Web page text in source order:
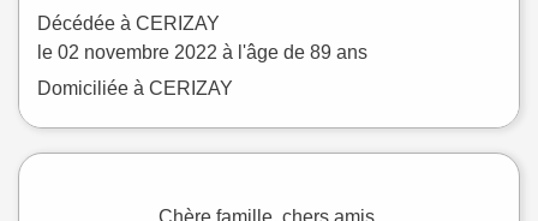
Décédée à CERIZAY
le 02 novembre 2022 à l'âge de 89 ans
Domiciliée à CERIZAY